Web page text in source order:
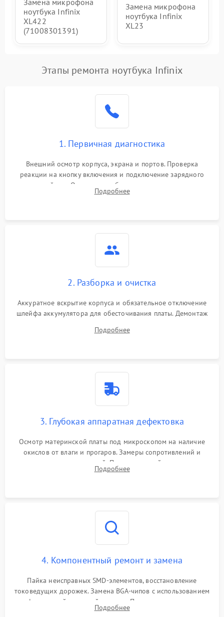
ноутбука Infinix
XL422
(71008301391)
Замена микрофона
ноутбука Infinix
XL23
Этапы ремонта ноутбука Infinix
1. Первичная диагностика
Внешний осмотр корпуса, экрана и портов. Проверка
реакции на кнопку включения и подключение зарядного
устройства. Оценка потребления тока с помощью
лабораторного блока питания для локализации проблемы.
Подробнее
2. Разборка и очистка
Аккуратное вскрытие корпуса и обязательное отключение
шлейфа аккумулятора для обесточивания платы. Демонтаж
высохшей термопасты с кристаллов чипов.
Подробнее
3. Глубокая аппаратная дефектовка
Осмотр материнской платы под микроскопом на наличие
окислов от влаги и прогаров. Замеры сопротивлений и
дежурных напряжений. Проверка цепей питания,
мультиконтроллера, процессора и видеочипа.
Подробнее
4. Компонентный ремонт и замена
Пайка неисправных SMD-элементов, восстановление
токоведущих дорожек. Замена BGA-чипов с использованием
инфракрасной паяльной станции. Прошивка микросхемы
BIOS или замена поврежденных портов USB
Подробнее